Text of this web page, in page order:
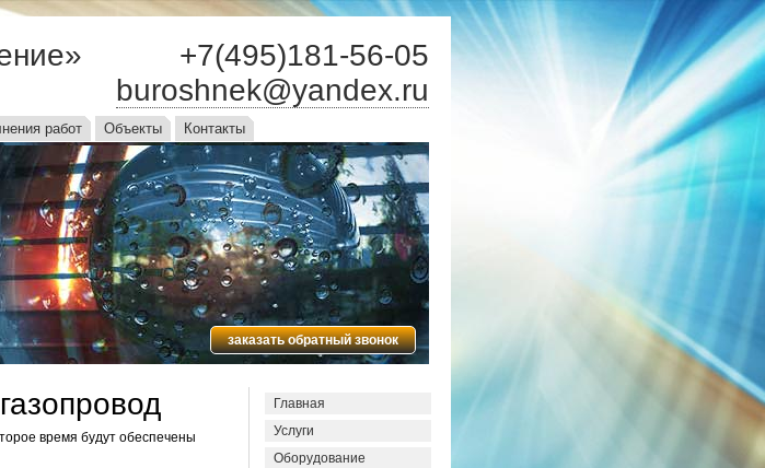
+7(495)181-56-05
buroshnek@yandex.ru
работ Объекты Контакты
заказать обратный звонок
время будут обеспечены
Главная
Услуги
Оборудование